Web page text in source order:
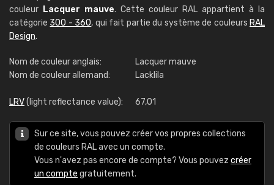
couleur Lacquer mauve. Cette couleur RAL appartient à la
catégorie 300 - 360, qui fait partie du système de couleurs RAL
Design.
Nom de couleur anglais:
Lacquer mauve
Nom de couleur allemand:
Lacklila
LRV(light reflectance value): 67,01
Sur ce site, vous pouvez créer vos propres collections
de couleurs RAL avec un compte.
Vous n'avez pas encore de compte? Vous pouvez créer
un compte gratuitement.